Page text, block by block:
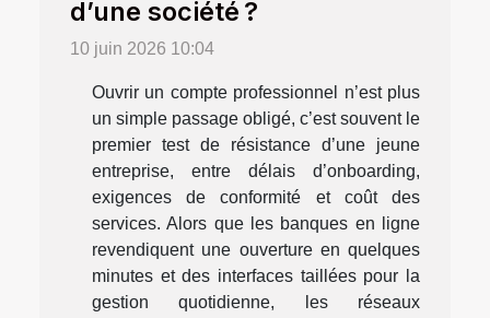
d’une société ?
10 juin 2026 10:04
Ouvrir un compte professionnel n’est plus
un simple passage obligé, c’est souvent le
premier test de résistance d’une jeune
entreprise, entre délais d’onboarding,
exigences de conformité et coût des
services. Alors que les banques en ligne
revendiquent une ouverture en quelques
minutes et des interfaces taillées pour la
gestion quotidienne, les réseaux